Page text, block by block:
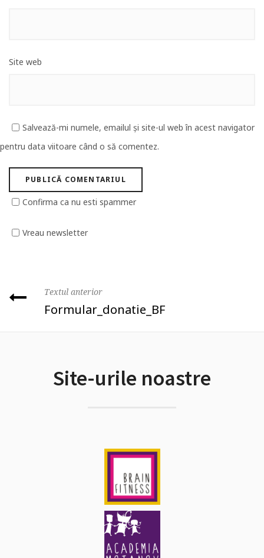
Site web
Salvează-mi numele, emailul și site-ul web în acest navigator
pentru data viitoare când o să comentez.
Confirma ca nu esti spammer
Vreau newsletter
Textul anterior
Formular_donatie_BF
Site-urile noastre